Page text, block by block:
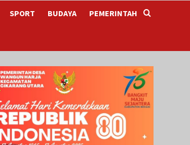
SPORT BUDAYA PEMERINTAH